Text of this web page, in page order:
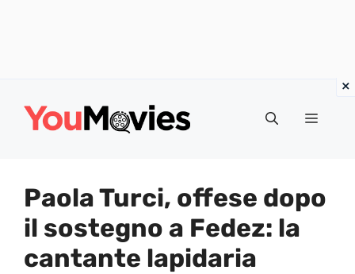
Menu
Paola Turci, offese dopo
il sostegno a Fedez: la
cantante lapidaria